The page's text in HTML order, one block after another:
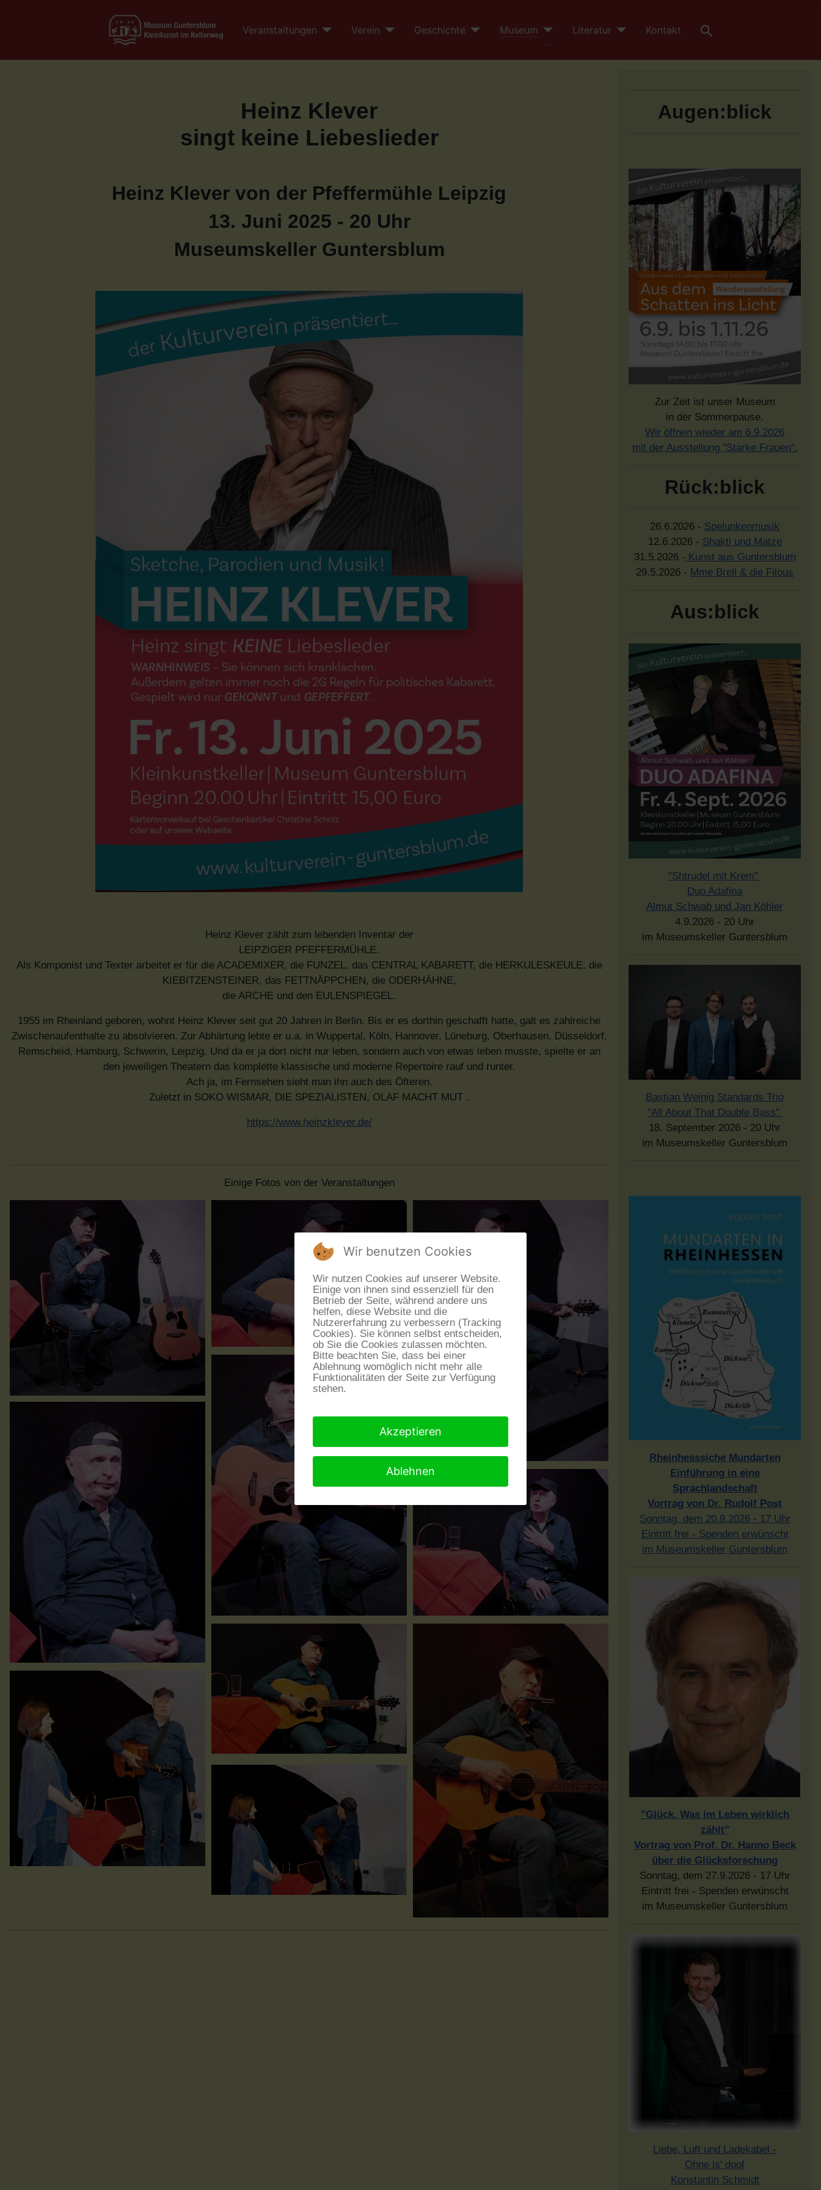
Veranstaltungen Verein Geschichte Museum Literatur Kontakt
Heinz Klever
singt keine Liebeslieder
Heinz Klever von der Pfeffermühle Leipzig
13. Juni 2025 - 20 Uhr
Museumskeller Guntersblum
Heinz Klever zählt zum lebenden Inventar der
LEIPZIGER PFEFFERMÜHLE.
Als Komponist und Texter arbeitet er für die ACADEMIXER, die FUNZEL, das CENTRAL KABARETT, die HERKULESKEULE, die
KIEBITZENSTEINER, das FETTNÄPPCHEN, die ODERHÄHNE,
die ARCHE und den EULENSPIEGEL.
1955 im Rheinland geboren, wohnt Heinz Klever seit gut 20 Jahren in Berlin. Bis er es dorthin geschafft hatte, galt es zahlreiche
Zwischenaufenthalte zu absolvieren. Zur Abhärtung lebte er u.a. in Wuppertal, Köln, Hannover, Lüneburg, Oberhausen, Düsseldorf,
Remscheid, Hamburg, Schwerin, Leipzig. Und da er ja dort nicht nur leben, sondern auch von etwas leben musste, spielte er an
den jeweiligen Theatern das komplette klassische und moderne Repertoire rauf und runter.
Ach ja, im Fernsehen sieht man ihn auch des Öfteren.
Zuletzt in SOKO WISMAR, DIE SPEZIALISTEN, OLAF MACHT MUT .
https://www.heinzklever.de/
Einige Fotos von der Veranstaltungen
Augen:blick
Zur Zeit ist unser Museum
in der Sommerpause.
Wir öffnen wieder am 6.9.2026
mit der Ausstellung "Starke Frauen".
Rück:blick
26.6.2026 - Spelunkenmusik
12.6.2026 - Shakti und Matze
31.5.2026 - Kunst aus Guntersblum
29.5.2026 - Mme Brell & die Filous
Aus:blick
"Shtrudel mit Krem"
Duo Adafina
Almut Schwab und Jan Köhler
4.9.2026 - 20 Uhr
im Museumskeller Guntersblum
Bastian Weinig Standards Trio
"All About That Double Bass"
18. September 2026 - 20 Uhr
im Museumskeller Guntersblum
Rheinhesssiche Mundarten
Einführung in eine
Sprachlandschaft
Vortrag von Dr. Rudolf Post
Sonntag, dem 20.9.2026 - 17 Uhr
Eintritt frei - Spenden erwünscht
im Museumskeller Guntersblum
"Glück. Was im Leben wirklich
zählt"
Vortrag von Prof. Dr. Hanno Beck
über die Glücksforschung
Sonntag, dem 27.9.2026 - 17 Uhr
Eintritt frei - Spenden erwünscht
im Museumskeller Guntersblum
Liebe, Luft und Ladekabel -
Ohne is' doof
Konstantin Schmidt
Wir benutzen Cookies
Wir nutzen Cookies auf unserer Website.
Einige von ihnen sind essenziell für den
Betrieb der Seite, während andere uns
helfen, diese Website und die
Nutzererfahrung zu verbessern (Tracking
Cookies). Sie können selbst entscheiden,
ob Sie die Cookies zulassen möchten.
Bitte beachten Sie, dass bei einer
Ablehnung womöglich nicht mehr alle
Funktionalitäten der Seite zur Verfügung
stehen.
Akzeptieren
Ablehnen